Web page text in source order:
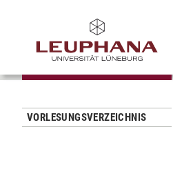
VORLESUNGSVERZEICHNIS